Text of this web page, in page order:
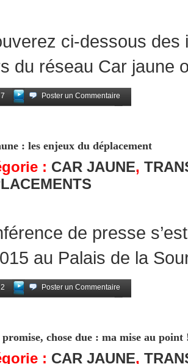
ci-dessous des
du réseau Car jaune
Poster un Commentaire
: les enjeux du déplacement
: CAR JAUNE,
de presse
au Palais de la
Poster un Commentaire
promise, chose due : ma mise au point
: CAR JAUNE,